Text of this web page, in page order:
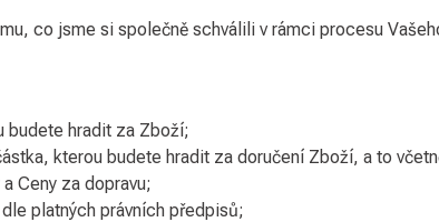
co jsme si společně schválili v rámci procesu
budete hradit za Zboží;
kterou budete hradit za doručení Zboží, a to
Ceny za dopravu;
platných právních předpisů;